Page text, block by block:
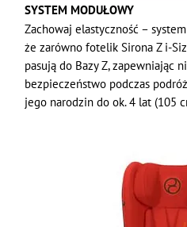
SYSTEM MODUŁOWY
Zachowaj elastyczność –
że zarówno fotelik Sirona Z i-
pasują do Bazy Z, zapewniając
bezpieczeństwo podczas
jego narodzin do ok. 4 lat (105